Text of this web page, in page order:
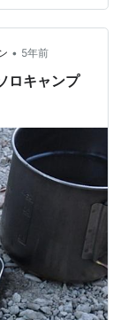
ュレーター非
ありますが、
※マイクロレ
のガス減圧機
• 5年前
ロキャンプ